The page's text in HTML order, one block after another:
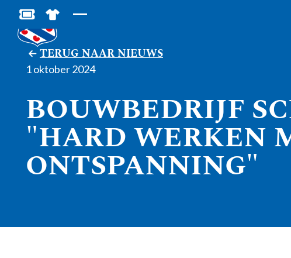
MIJN TOEGANGS- EN PARKEERKAARTEN
SHOP IN DE FEANSTORE
TERUG NAAR NIEUWS
1 oktober 2024
BOUWBEDRIJF
"HARD WERKEN
ONTSPANNING"